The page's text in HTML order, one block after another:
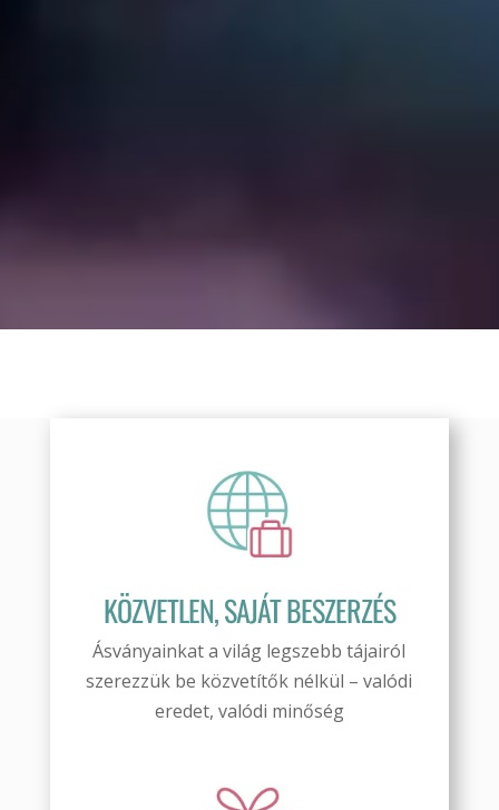
KÖZVETLEN, SAJÁT BESZERZÉS
Ásványainkat a világ legszebb tájairól
szerezzük be közvetítők nélkül – valódi
eredet, valódi minőség